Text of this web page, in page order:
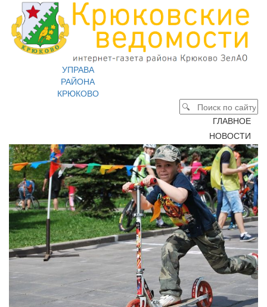
УПРАВА
РАЙОНА
КРЮКОВО
ГЛАВНОЕ
НОВОСТИ